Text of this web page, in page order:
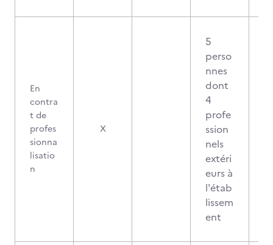
En
contra
t de
profes
sionna
lisatio
n
X
5
perso
nnes
dont
4
profe
ssion
nels
extéri
eurs à
l'étab
lissem
ent